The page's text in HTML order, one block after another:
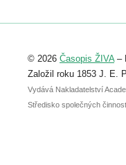
Registrovat se
abstraktu přihlášené
posteru je už 30.
© 2026 Časopis ŽIVA–
Založil roku 1853 J. E.
Vydává Nakladatelství
Středisko společných